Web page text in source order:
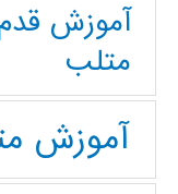
آموزش قدم
متلب
آموزش